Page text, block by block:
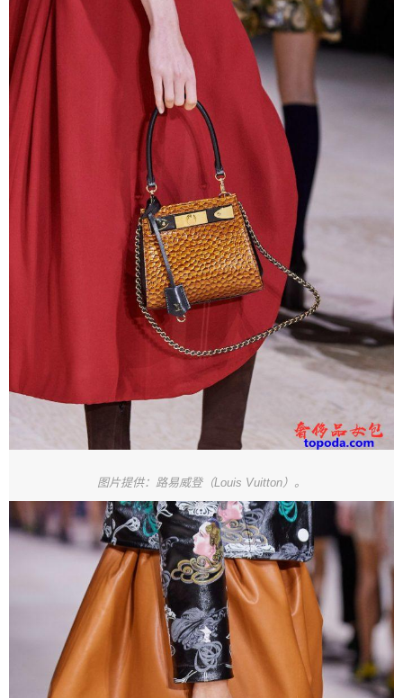
图片提供：路易威登（Louis Vuitton）。